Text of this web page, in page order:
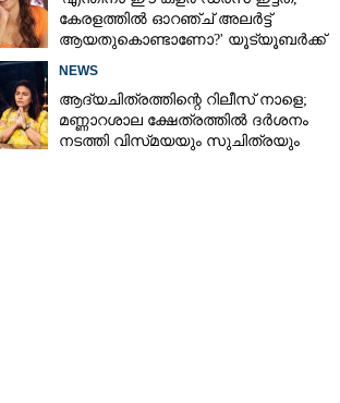
കേരളത്തിൽ ഓറഞ്ച് അല‌ർട്ട്
ആയതുകൊണ്ടാണോ?' യൂട്യൂബർക്ക്
NEWS
ആദ്യചിത്രത്തിന്റെ റിലീസ് നാളെ;
മണ്ണാറശാല ക്ഷേത്രത്തിൽ ദർശനം
നടത്തി വിസ്‌മയയും സുചിത്രയും